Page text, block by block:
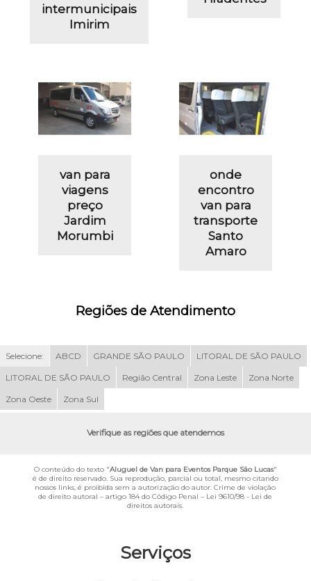
Serviços
intermunicipais
Imirim
van para
viagens
preço
Jardim
Morumbi
onde
encontro
van para
transporte
Santo
Amaro
Regiões de Atendimento
Selecione: ABCD GRANDE SÃO PAULO LITORAL DE SÃO PAULO
LITORAL DE SÃO PAULO Região Central Zona Leste Zona Norte
Zona Oeste Zona Sul
Verifique as regiões que atendemos
O conteúdo do texto "Aluguel de Van para Eventos Parque São Lucas"
é de direito reservado. Sua reprodução, parcial ou total, mesmo citando
nossos links, é proibida sem a autorização do autor. Crime de violação
de direito autoral – artigo 184 do Código Penal – Lei 9610/98 - Lei de
direitos autorais.